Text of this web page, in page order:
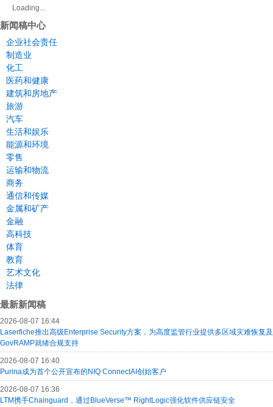
Loading...
新闻稿中心
企业社会责任
制造业
化工
医药和健康
建筑和房地产
旅游
汽车
生活和娱乐
能源和环境
零售
运输和物流
商务
通信和传媒
金属和矿产
金融
高科技
体育
教育
艺术文化
法律
最新新闻稿
2026-08-07 16:44
Laserfiche推出高级Enterprise Security方案，为高度监管行业提供多区域灾难恢复及
GovRAMP就绪合规支持
2026-08-07 16:40
Purina成为首个公开宣布的NIQ ConnectAI创始客户
2026-08-07 16:36
LTM携手Chainguard，通过BlueVerse™ RightLogic强化软件供应链安全